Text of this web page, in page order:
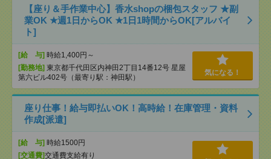
【座り＆手作業中心】香水shopの梱包スタッフ ★副
業OK ★週1日からOK ★1日1時間からOK[アルバイ
ト]
[給 与] 時給1,400円～
[勤務地] 東京都千代田区内神田2丁目14番12号 星屋
第六ビル402号（最寄り駅：神田駅）
気になる！
座り仕事！給与即払いOK！高時給！在庫管理・資料
作成[派遣]
[給 与] 時給1500円
[交通費]交通費支給有り